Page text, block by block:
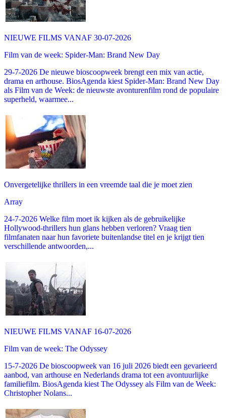
NIEUWE FILMS VANAF 30-07-2026
Film van de week: Spider-Man: Brand New Day
29-7-2026 De nieuwe bioscoopweek brengt een mix van actie,
drama en arthouse. BiosAgenda kiest Spider-Man: Brand New Day
als Film van de Week: de nieuwste avonturenfilm rond de populaire
superheld, waarmee...
Onvergetelijke thrillers in een vreemde taal die je moet zien
Array
24-7-2026 Welke film moet ik kijken als de gebruikelijke
Hollywood-thrillers hun glans hebben verloren? Vraag tien
filmfanaten naar hun favoriete buitenlandse titel en je krijgt tien
verschillende antwoorden,...
NIEUWE FILMS VANAF 16-07-2026
Film van de week: The Odyssey
15-7-2026 De bioscoopweek van 16 juli 2026 biedt een gevarieerd
aanbod, van arthouse en Nederlands drama tot een avontuurlijke
familiefilm. BiosAgenda kiest The Odyssey als Film van de Week:
Christopher Nolans...